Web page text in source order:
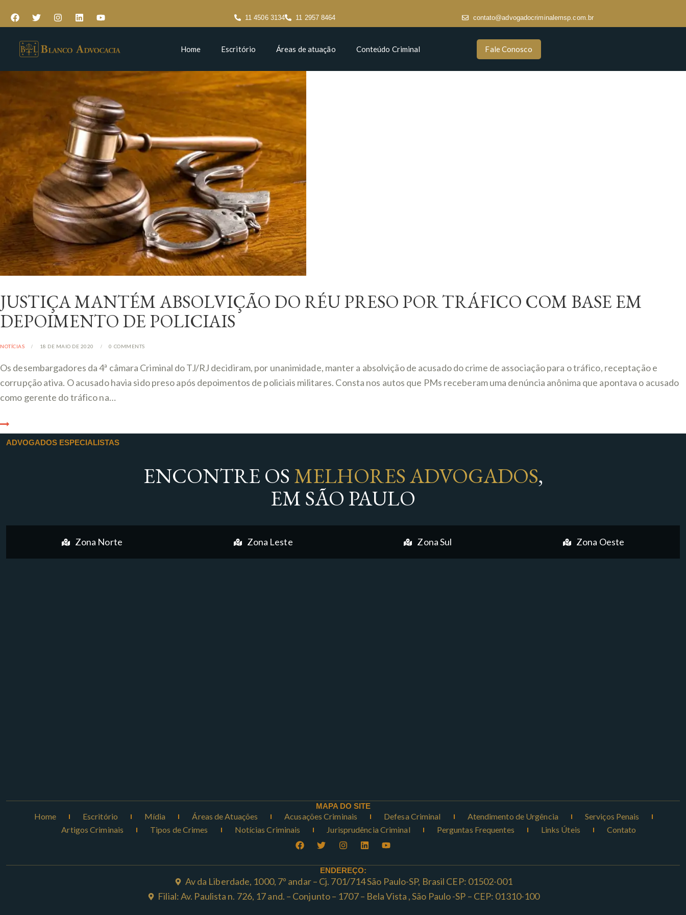
11 4506 3134 11 2957 8464 contato@advogadocriminalemsp.com.br
Home Escritório Áreas de atuação Conteúdo Criminal Fale Conosco
JUSTIÇA MANTÉM ABSOLVIÇÃO DO RÉU PRESO POR TRÁFICO COM BASE EM
DEPOIMENTO DE POLICIAIS
NOTÍCIAS 18 DE MAIO DE 2020 0 COMMENTS
Os desembargadores da 4ª câmara Criminal do TJ/RJ decidiram, por unanimidade, manter a absolvição de acusado do crime de associação para o tráfico, receptação e
corrupção ativa. O acusado havia sido preso após depoimentos de policiais militares. Consta nos autos que PMs receberam uma denúncia anônima que apontava o acusado
como gerente do tráfico na…
ADVOGADOS ESPECIALISTAS
ENCONTRE OS MELHORES ADVOGADOS,
EM SÃO PAULO
Zona Norte Zona Leste Zona Sul Zona Oeste
MAPA DO SITE
Home Escritório Mídia Áreas de Atuações Acusações Criminais Defesa Criminal Atendimento de Urgência
Serviços Penais
Artigos Criminais
Tipos de Crimes Notícias Criminais Jurisprudência Criminal Perguntas Frequentes Links Úteis Contato
ENDEREÇO:
Av da Liberdade, 1000, 7º andar – Cj. 701/714 São Paulo-SP, Brasil CEP: 01502-001
Filial: Av. Paulista n. 726, 17 and. – Conjunto – 1707 – Bela Vista , São Paulo -SP – CEP: 01310-100